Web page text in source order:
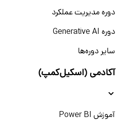
دوره مدیریت عملکرد
دوره Generative AI
سایر دوره‌ها
آکادمی (اسکیل‌کمپ)
آموزش Power BI